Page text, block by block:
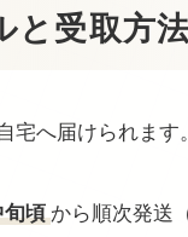
と受取方
宅へ届けられます。
旬頃 から順次発送